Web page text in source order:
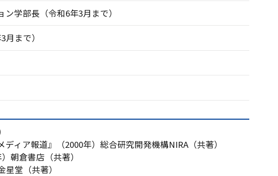
学部長（令和6年3月まで）
まで）
ィア報道』（2000年）総合研究開発機構NIRA（共著）
朝倉書店（共著）
堂（共著）